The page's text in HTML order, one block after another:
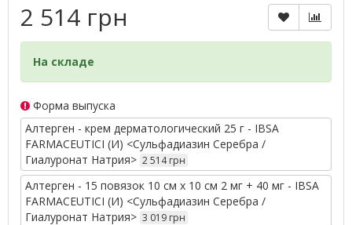
2 514 грн
На складе
Форма выпуска
Алтерген - крем дерматологический 25 г - IBSA
FARMACEUTICI (И) <Сульфадиазин Серебра /
Гиалуронат Натрия> 2 514 грн
Алтерген - 15 повязок 10 см х 10 см 2 мг + 40 мг - IBSA
FARMACEUTICI (И) <Сульфадиазин Серебра /
Гиалуронат Натрия> 3 019 грн